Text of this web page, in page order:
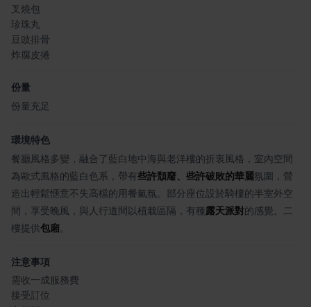
叉燒包
珍珠丸
豆豉排骨
炸腐皮捲
份量
份量充足
環境特色
餐廳風格多變，融合了藍白地中海與老洋樓的折衷風格，室內空間
為歐式風格的藍白色系，帶有些許頹廢、些許破敗的華麗氛圍，營
造出輕鬆愜意不失高檔的用餐氣氛。部分座位設於騎樓的半室外空
間，享受晚風，與人行道間以植栽區隔，有種露天派對的感覺。二
樓提供包廂
注意事項
需收一成服務費
接受訂位